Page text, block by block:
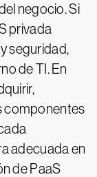
negocio. Si
privada
seguridad,
de TI. En
componentes
adecuada en
de PaaS